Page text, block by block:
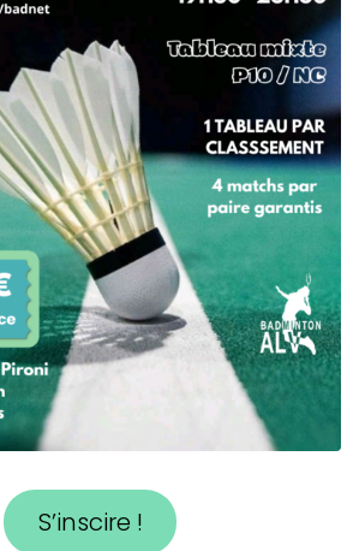
S’inscire !